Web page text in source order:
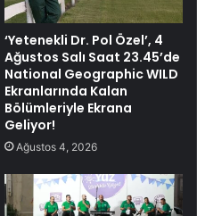
‘Yetenekli Dr. Pol Özel’, 4
Ağustos Salı Saat 23.45’de
National Geographic WILD
Ekranlarında Kalan
Bölümleriyle Ekrana
Geliyor!
Ağustos 4, 2026